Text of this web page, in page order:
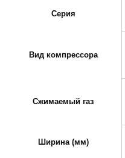
Серия
Вид компрессора
Сжимаемый газ
Ширина (мм)